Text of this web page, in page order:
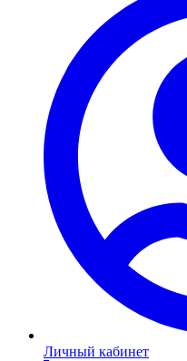
Личный кабинет